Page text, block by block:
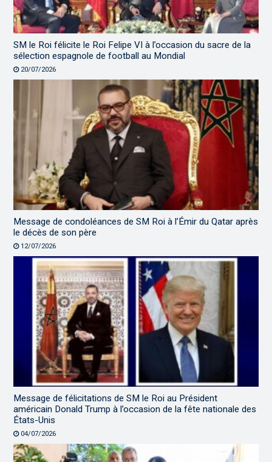
SM le Roi félicite le Roi Felipe VI à l’occasion du sacre de la
sélection espagnole de football au Mondial
20/07/2026
Message de condoléances de SM Roi à l’Émir du Qatar après
le décès de son père
12/07/2026
Message de félicitations de SM le Roi au Président
américain Donald Trump à l’occasion de la fête nationale des
États-Unis
04/07/2026